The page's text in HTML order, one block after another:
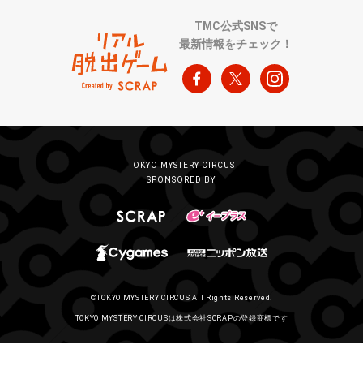
TMC公式SNSで
最新情報をチェック！
TOKYO MYSTERY CIRCUS
SPONSORED BY
©TOKYO MYSTERY CIRCUS All Rights Reserved.
TOKYO MYSTERY CIRCUSは株式会社SCRAPの登録商標です